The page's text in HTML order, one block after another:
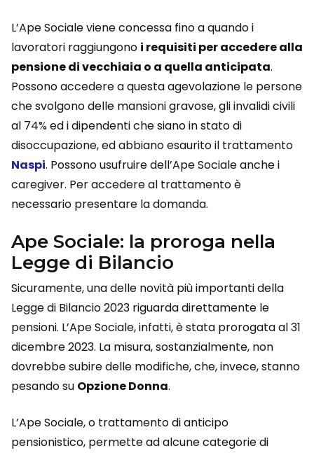
L’Ape Sociale viene concessa fino a quando i
lavoratori raggiungono i requisiti per accedere alla
pensione di vecchiaia o a quella anticipata.
Possono accedere a questa agevolazione le persone
che svolgono delle mansioni gravose, gli invalidi civili
al 74% ed i dipendenti che siano in stato di
disoccupazione, ed abbiano esaurito il trattamento
Naspi. Possono usufruire dell’Ape Sociale anche i
caregiver. Per accedere al trattamento è
necessario presentare la domanda.
Ape Sociale: la proroga nella
Legge di Bilancio
Sicuramente, una delle novità più importanti della
Legge di Bilancio 2023 riguarda direttamente le
pensioni. L’Ape Sociale, infatti, è stata prorogata al 31
dicembre 2023. La misura, sostanzialmente, non
dovrebbe subire delle modifiche, che, invece, stanno
pesando su Opzione Donna.
L’Ape Sociale, o trattamento di anticipo
pensionistico, permette ad alcune categorie di